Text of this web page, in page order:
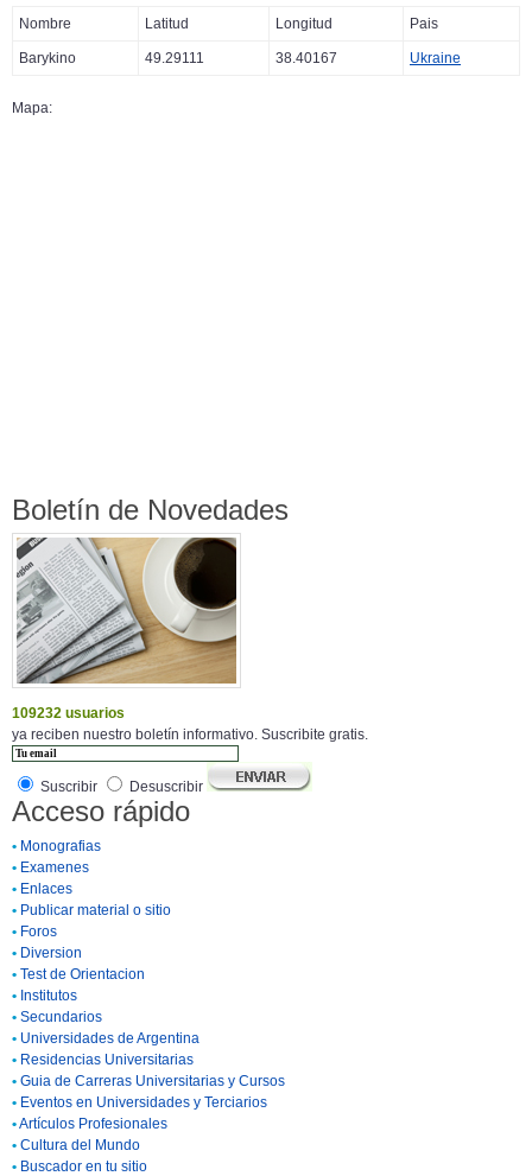
Nombre Latitud Longitud Pais
Barykino 49.29111 38.40167 Ukraine
Mapa:
Boletín de Novedades
109232 usuarios
ya reciben nuestro boletín informativo. Suscribite gratis.
Suscribir Desuscribir
Acceso rápido
• Monografias
• Examenes
• Enlaces
• Publicar material o sitio
• Foros
• Diversion
• Test de Orientacion
• Institutos
• Secundarios
• Universidades de Argentina
• Residencias Universitarias
• Guia de Carreras Universitarias y Cursos
• Eventos en Universidades y Terciarios
•Artículos Profesionales
• Cultura del Mundo
• Buscador en tu sitio